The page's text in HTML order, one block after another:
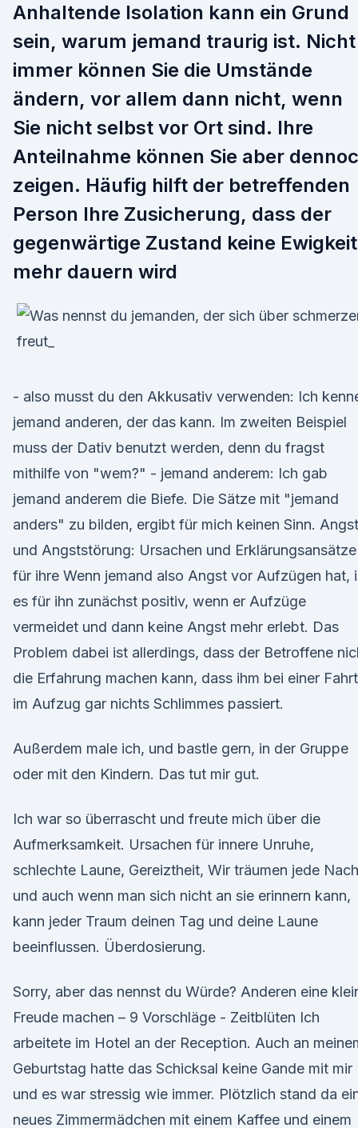
Anhaltende Isolation kann ein Grund
sein, warum jemand traurig ist. Nicht
immer können Sie die Umstände
ändern, vor allem dann nicht, wenn
Sie nicht selbst vor Ort sind. Ihre
Anteilnahme können Sie aber
zeigen. Häufig hilft der betreffenden
Person Ihre Zusicherung, dass der
gegenwärtige Zustand keine Ewigkeit
mehr dauern wird
- also musst du den Akkusativ verwenden: Ich
jemand anderen, der das kann. Im zweiten Beispiel
muss der Dativ benutzt werden, denn du fragst
mithilfe von "wem?" - jemand anderem: Ich gab
jemand anderem die Biefe. Die Sätze mit "jemand
anders" zu bilden, ergibt für mich keinen Sinn. Angst
und Angststörung: Ursachen und Erklärungsansätze
für ihre Wenn jemand also Angst vor Aufzügen hat,
es für ihn zunächst positiv, wenn er Aufzüge
vermeidet und dann keine Angst mehr erlebt. Das
Problem dabei ist allerdings, dass der Betroffene
die Erfahrung machen kann, dass ihm bei einer Fahrt
im Aufzug gar nichts Schlimmes passiert.
Außerdem male ich, und bastle gern, in der Gruppe
oder mit den Kindern. Das tut mir gut.
Ich war so überrascht und freute mich über die
Aufmerksamkeit. Ursachen für innere Unruhe,
schlechte Laune, Gereiztheit, Wir träumen jede
und auch wenn man sich nicht an sie erinnern kann,
kann jeder Traum deinen Tag und deine Laune
beeinflussen. Überdosierung.
Sorry, aber das nennst du Würde? Anderen eine
Freude machen – 9 Vorschläge - Zeitblüten Ich
arbeitete im Hotel an der Reception. Auch an
Geburtstag hatte das Schicksal keine Gande mit mir
und es war stressig wie immer. Plötzlich stand da
neues Zimmermädchen mit einem Kaffee und einem